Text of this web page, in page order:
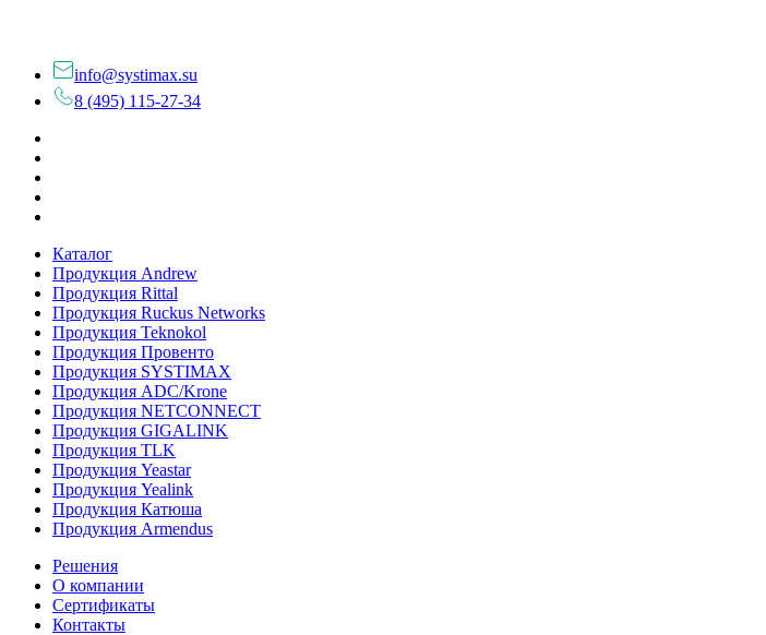
info@systimax.su
8 (495) 115-27-34
Каталог
Продукция Andrew
Продукция Rittal
Продукция Ruckus Networks
Продукция Teknokol
Продукция Провенто
Продукция SYSTIMAX
Продукция ADC/Krone
Продукция NETCONNECT
Продукция GIGALINK
Продукция TLK
Продукция Yeastar
Продукция Yealink
Продукция Катюша
Продукция Armendus
Решения
О компании
Сертификаты
Контакты